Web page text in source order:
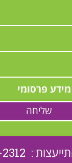
פרסומי
שליחה
074-745-2312